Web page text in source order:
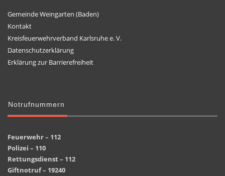
Gemeinde Weingarten (Baden)
Kontakt
Kreisfeuerwehrverband Karlsruhe e. V.
Datenschutzerklärung
Erklärung zur Barrierefreiheit
Notrufnummern
Feuerwehr – 112
Polizei – 110
Rettungsdienst – 112
Giftnotruf – 19240